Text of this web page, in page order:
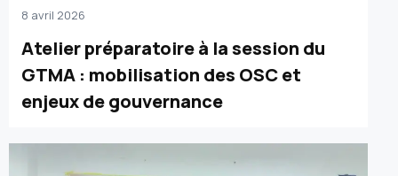
8 avril 2026
Atelier préparatoire à la session du
GTMA : mobilisation des OSC et
enjeux de gouvernance